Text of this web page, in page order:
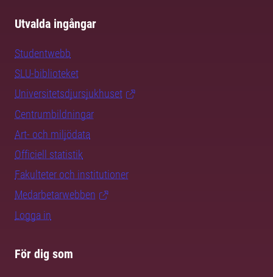
Utvalda ingångar
Studentwebb
SLU-biblioteket
Universitetsdjursjukhuset
Centrumbildningar
Art- och miljödata
Officiell statistik
Fakulteter och institutioner
Medarbetarwebben
Logga in
För dig som